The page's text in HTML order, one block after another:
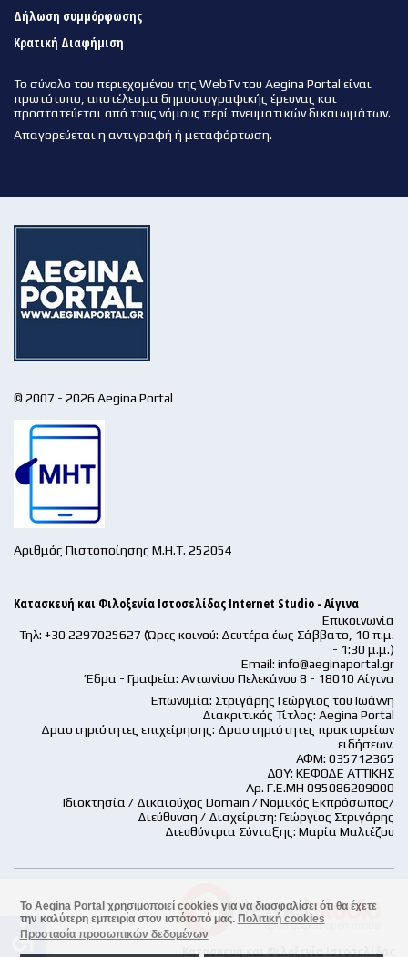
Το Aegina Portal χρησιμοποιεί cookies για να διασφαλίσει ότι θα έχετε
την καλύτερη εμπειρία στον ιστότοπό μας. Πολιτική cookies
Προστασία προσωπικών δεδομένων
Δήλωση συμμόρφωσης
Κρατική Διαφήμιση
Το σύνολο του περιεχομένου της WebTv του Aegina Portal είναι
πρωτότυπο, αποτέλεσμα δημοσιογραφικής έρευνας και
προστατεύεται από τους νόμους περί πνευματικών δικαιωμάτων.
Απαγορεύεται η αντιγραφή ή μεταφόρτωση.
© 2007 - 2026 Aegina Portal
Αριθμός Πιστοποίησης Μ.Η.Τ. 252054
Κατασκευή και Φιλοξενία Ιστοσελίδας Internet Studio - Αίγινα
Επικοινωνία
Τηλ: +30 2297025627 (Ώρες κοινού: Δευτέρα έως Σάββατο, 10 π.μ.
- 1:30 μ.μ.)
Email: info@aeginaportal.gr
Έδρα - Γραφεία: Αντωνίου Πελεκάνου 8 - 18010 Αίγινα
Επωνυμία: Στριγάρης Γεώργιος του Ιωάννη
Διακριτικός Τίτλος: Aegina Portal
Δραστηριότητες επιχείρησης: Δραστηριότητες πρακτορείων
ειδήσεων.
ΑΦΜ: 035712365
ΔΟΥ: ΚΕΦΟΔΕ ΑΤΤΙΚΗΣ
Αρ. Γ.Ε.ΜΗ 095086209000
Ιδιοκτησία / Δικαιούχος Domain / Νομικός Εκπρόσωπος/
Διεύθυνση / Διαχείριση: Γεώργιος Στριγάρης
Διευθύντρια Σύνταξης: Μαρία Μαλτέζου
Κατασκευή και Φιλοξενία Ιστοσελίδας
accessible